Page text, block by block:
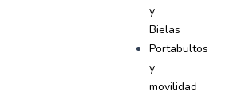
y
Bielas
Portabultos
y
movilidad